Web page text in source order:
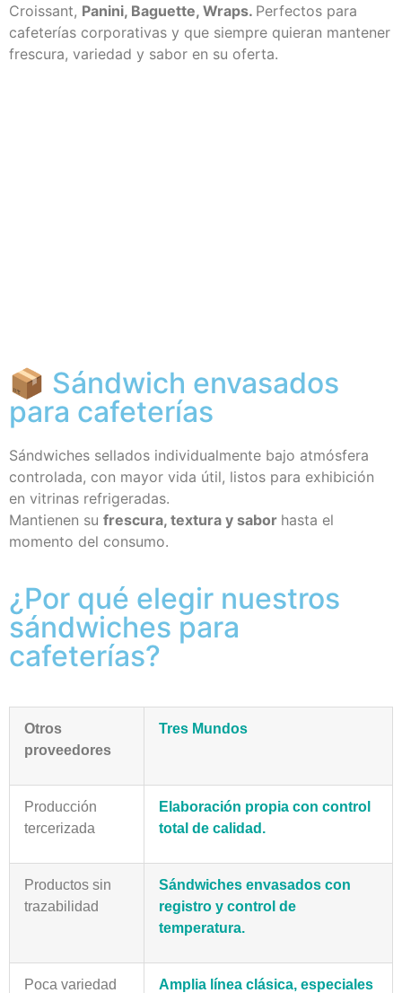
Croissant, Panini, Baguette, Wraps. Perfectos para
cafeterías corporativas y que siempre quieran mantener
frescura, variedad y sabor en su oferta.
📦 Sándwich envasados
para cafeterías
Sándwiches sellados individualmente bajo atmósfera
controlada, con mayor vida útil, listos para exhibición
en vitrinas refrigeradas.
Mantienen su frescura, textura y sabor hasta el
momento del consumo.
¿Por qué elegir nuestros
sándwiches para
cafeterías?
Otros
proveedores
Tres Mundos
Producción
tercerizada
Elaboración propia con control
total de calidad.
Productos sin
trazabilidad
Sándwiches envasados con
registro y control de
temperatura.
Poca variedad Amplia línea clásica, especiales